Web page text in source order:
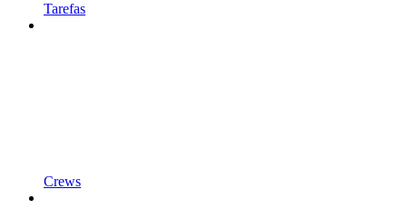
Tarefas
Crews